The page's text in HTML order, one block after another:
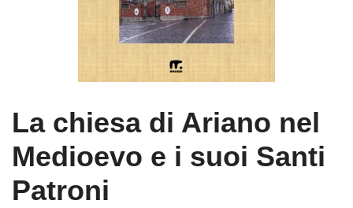
La chiesa di Ariano nel
Medioevo e i suoi Santi
Patroni